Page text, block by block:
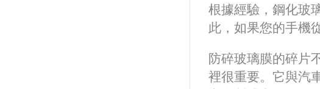
根據經驗，鋼化玻
此，如果您的手機
防碎玻璃膜的碎片
裡很重要。它與汽